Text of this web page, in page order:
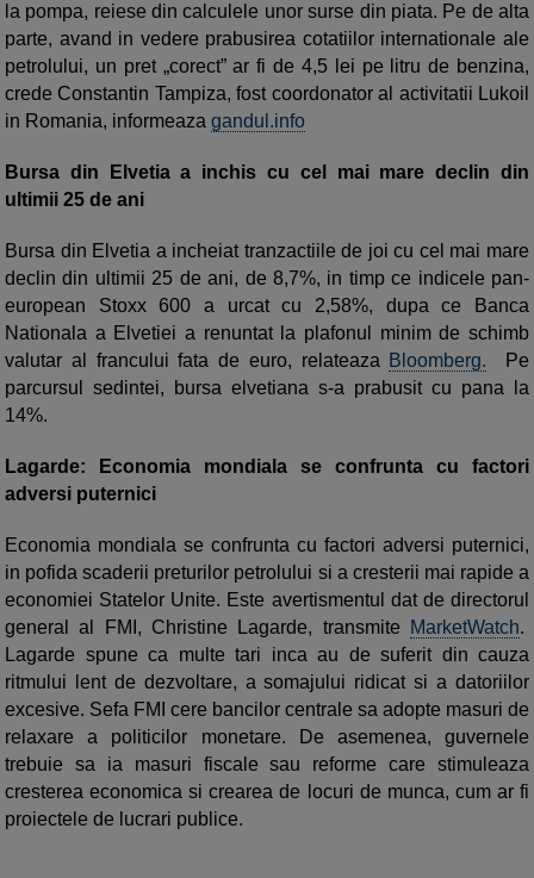
la pompa, reiese din calculele unor surse din piata. Pe de alta
parte, avand in vedere prabusirea cotatiilor internationale ale
petrolului, un pret „corect” ar fi de 4,5 lei pe litru de benzina,
crede Constantin Tampiza, fost coordonator al activitatii Lukoil
in Romania, informeaza gandul.info
Bursa din Elvetia a inchis cu cel mai mare declin din
ultimii 25 de ani
Bursa din Elvetia a incheiat tranzactiile de joi cu cel mai mare
declin din ultimii 25 de ani, de 8,7%, in timp ce indicele pan-
european Stoxx 600 a urcat cu 2,58%, dupa ce Banca
Nationala a Elvetiei a renuntat la plafonul minim de schimb
valutar al francului fata de euro, relateaza
Bloomberg. Pe
parcursul sedintei, bursa elvetiana s-a prabusit cu pana la
14%.
Lagarde: Economia mondiala se confrunta cu factori
adversi puternici
Economia mondiala se confrunta cu factori adversi puternici,
in pofida scaderii preturilor petrolului si a cresterii mai rapide a
economiei Statelor Unite. Este avertismentul dat de directorul
general al FMI, Christine Lagarde, transmite
MarketWatch.
Lagarde spune ca multe tari inca au de suferit din cauza
ritmului lent de dezvoltare, a somajului ridicat si a datoriilor
excesive. Sefa FMI cere bancilor centrale sa adopte masuri de
relaxare a politicilor monetare. De asemenea, guvernele
trebuie sa ia masuri fiscale sau reforme care stimuleaza
cresterea economica si crearea de locuri de munca, cum ar fi
proiectele de lucrari publice.